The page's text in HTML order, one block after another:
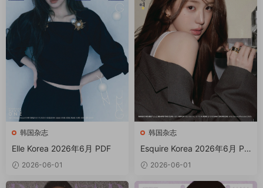
韩国杂志
Elle Korea 2026年6月 PDF
2026-06-01
韩国杂志
Esquire Korea 2026年6月 PD
F
2026-06-01